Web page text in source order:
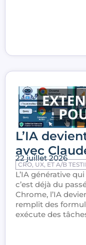
L’IA
avec
22 juillet 2026
CRO, UX, ET A/B
L’IA générative
c’est déjà du
Chrome, l’IA
remplit des
exécute des